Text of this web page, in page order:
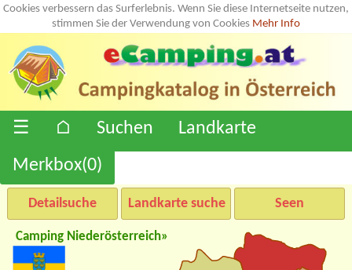
Cookies verbessern das Surferlebnis. Wenn Sie diese Internetseite nutzen,
stimmen Sie der Verwendung von Cookies Mehr Info
☰ ⌂ Suchen
Landkarte
Merkbox(0)
Detailsuche Landkarte suche Seen
Camping Niederösterreich»